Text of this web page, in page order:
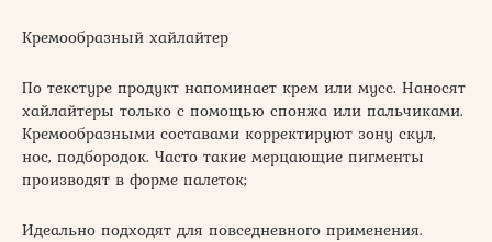
Кремообразный хайлайтер
По текстуре продукт напоминает крем или мусс. Наносят
хайлайтеры только с помощью спонжа или пальчиками.
Кремообразными составами корректируют зону скул,
нос, подбородок. Часто такие мерцающие пигменты
производят в форме палеток;
Идеально подходят для повседневного применения.